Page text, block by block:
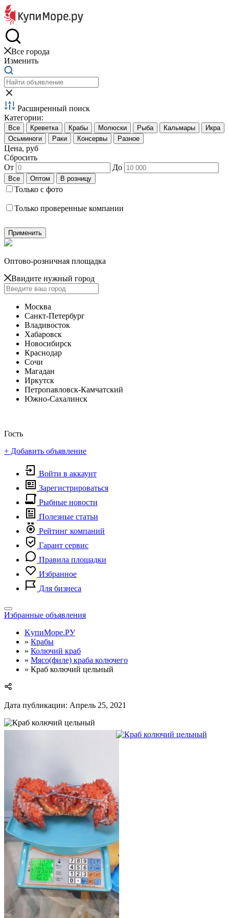
Все города
Изменить
Расширенный поиск
Категории:
Цена, руб
Сбросить
От
До
Только с фото
Только проверенные компании
Оптово-розничная площадка
Ввидите нужный город
Москва
Санкт-Петербург
Владивосток
Хабаровск
Новосибирск
Краснодар
Сочи
Магадан
Иркутск
Петропавловск-Камчатский
Южно-Сахалинск
Гость
+ Добавить объявление
Войти в аккаунт
Зарегистрироваться
Рыбные новости
Полезные статьи
Рейтинг компаний
Гарант сервис
Правила площадки
Избранное
Для бизнеса
Toggle
navigation
Избранные объявления
KупиМоре.РУ
» Крабы
» Колючий краб
» Мясо(филе) краба колючего
» Краб колючий цельный
Дата публикации: Апрель 25, 2021